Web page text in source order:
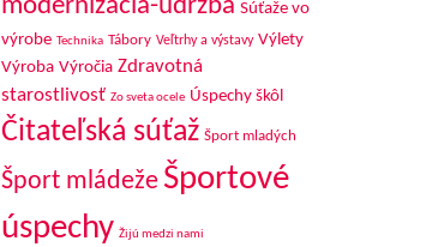
modernizácia-údržba Súťaže vo
výrobe Technika Tábory Veľtrhy a výstavy Výlety
Výroba Výročia Zdravotná
starostlivosť Zo sveta ocele Úspechy škôl
Čitateľská súťaž Šport mladých
Šport mládeže Športové
úspechy Žijú medzi nami